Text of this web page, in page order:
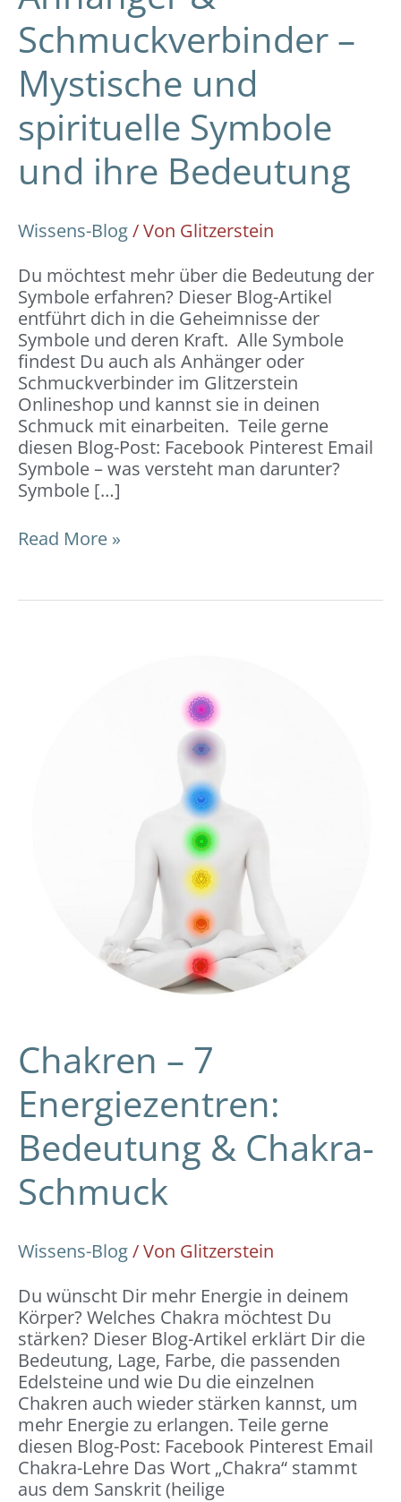
Schmuckverbinder –
Mystische und
spirituelle Symbole
und ihre Bedeutung
Wissens-Blog/ Von Glitzerstein
Du möchtest mehr über die Bedeutung der
Symbole erfahren? Dieser Blog-Artikel
entführt dich in die Geheimnisse der
Symbole und deren Kraft. Alle Symbole
findest Du auch als Anhänger oder
Schmuckverbinder im Glitzerstein
Onlineshop und kannst sie in deinen
Schmuck mit einarbeiten. Teile gerne
diesen Blog-Post: Facebook Pinterest Email
Symbole – was versteht man darunter?
Symbole […]
Read More »
Chakren – 7
Energiezentren:
Bedeutung & Chakra-
Schmuck
Wissens-Blog/ Von Glitzerstein
Du wünscht Dir mehr Energie in deinem
Körper? Welches Chakra möchtest Du
stärken? Dieser Blog-Artikel erklärt Dir die
Bedeutung, Lage, Farbe, die passenden
Edelsteine und wie Du die einzelnen
Chakren auch wieder stärken kannst, um
mehr Energie zu erlangen. Teile gerne
diesen Blog-Post: Facebook Pinterest Email
Chakra-Lehre Das Wort „Chakra“ stammt
aus dem Sanskrit (heilige